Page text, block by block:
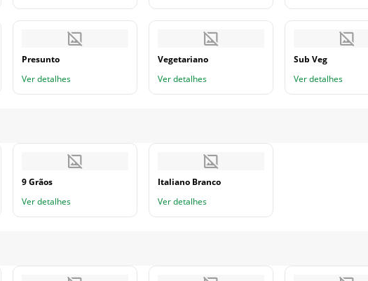
Presunto
Ver detalhes
Vegetariano
Ver detalhes
Sub Veg
Ver detalhes
9 Grãos
Ver detalhes
Italiano Branco
Ver detalhes